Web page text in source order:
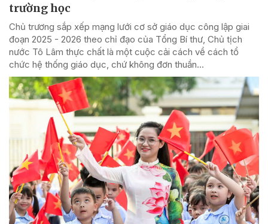
trường học
Chủ trương sắp xếp mạng lưới cơ sở giáo dục công lập giai
đoạn 2025 - 2026 theo chỉ đạo của Tổng Bí thư, Chủ tịch
nước Tô Lâm thực chất là một cuộc cải cách về cách tổ
chức hệ thống giáo dục, chứ không đơn thuần...